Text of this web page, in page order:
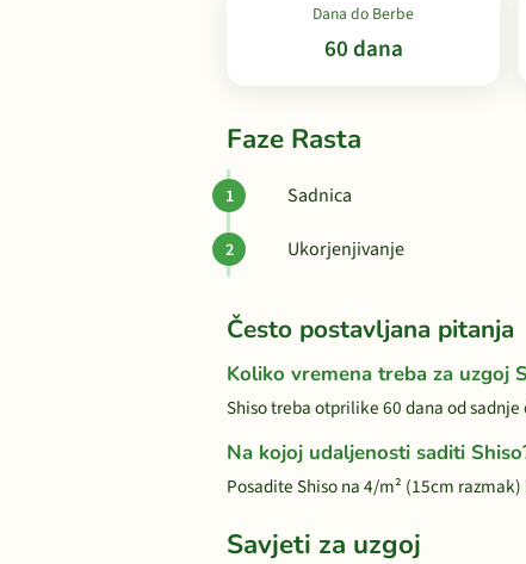
Dana do Berbe
60 dana
Faze Rasta
Sadnica
Ukorjenjivanje
Često postavljana pitanja
Koliko vremena treba za uzgoj
Shiso treba otprilike 60 dana od sadnje
Na kojoj udaljenosti saditi
Posadite Shiso na 4/m² (15cm
Savjeti za uzgoj